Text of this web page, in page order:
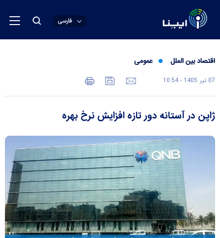
فارسی
اقتصاد بین الملل عمومی
07 تير 1405 - 10:54
ژاپن در آستانه دور تازه افزایش نرخ بهره